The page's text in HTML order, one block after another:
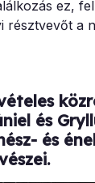
ez,
résztvevőt a
és
és